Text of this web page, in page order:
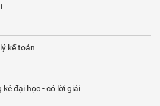
kế toán
đại học - có lời giải